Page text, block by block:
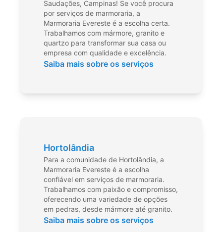
Saudações, Campinas! Se você procura
por serviços de marmoraria, a
Marmoraria Evereste é a escolha certa.
Trabalhamos com mármore, granito e
quartzo para transformar sua casa ou
empresa com qualidade e excelência.
Saiba mais sobre os serviços
Hortolândia
Para a comunidade de Hortolândia, a
Marmoraria Evereste é a escolha
confiável em serviços de marmoraria.
Trabalhamos com paixão e compromisso,
oferecendo uma variedade de opções
em pedras, desde mármore até granito.
Saiba mais sobre os serviços